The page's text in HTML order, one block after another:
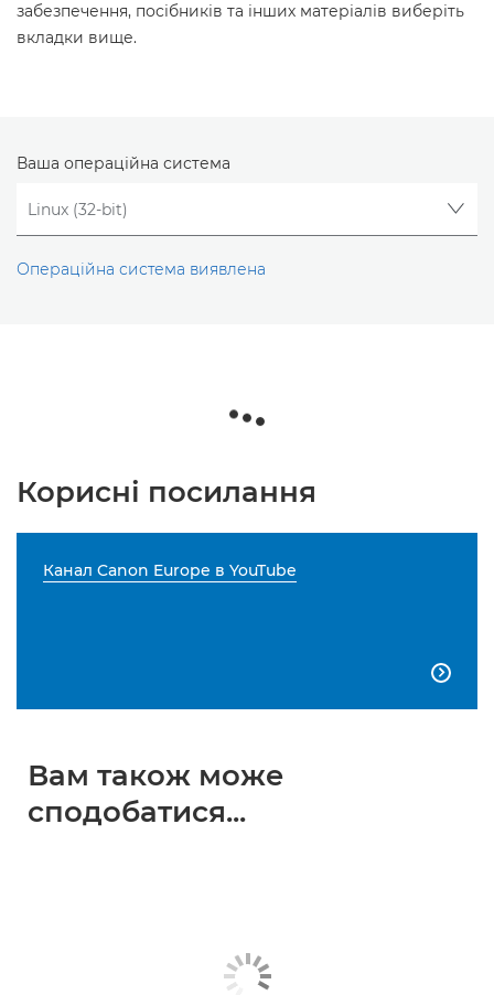
забезпечення, посібників та інших матеріалів виберіть
вкладки вище.
Ваша операційна система
Операційна система виявлена
Корисні посилання
Канал Canon Europe в YouTube

Вам також може
сподобатися...